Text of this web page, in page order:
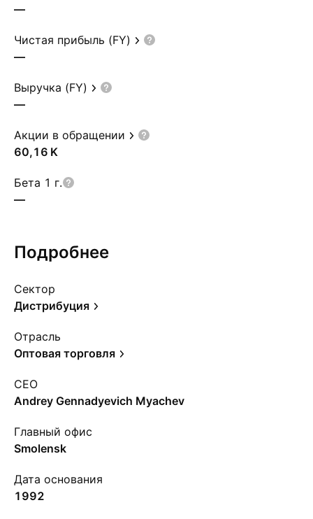
—
Чистая прибыль (FY)
—
Выручка (FY)
—
Акции в обращении
‪60,16 K‬
Бета 1 г.
—
Подробнее
Сектор
Дистрибуция
Отрасль
Оптовая торговля
CEO
Andrey Gennadyevich Myachev
Главный офис
Smolensk
Дата основания
1992